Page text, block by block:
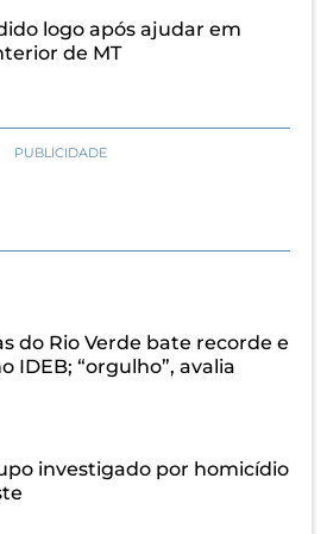
logo após ajudar em
de MT
PUBLICIDADE
do Rio Verde bate recorde e
IDEB; “orgulho”, avalia
investigado por homicídio